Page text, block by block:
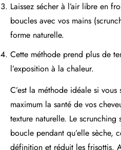
Laissez sécher à l’air libre en
boucles avec vos mains
forme naturelle.
Cette méthode prend plus de
l’exposition à la chaleur.
C’est la méthode idéale si vous
maximum la santé de vos
texture naturelle. Le scrunching
boucle pendant qu’elle sèche,
définition et réduit les frisottis.